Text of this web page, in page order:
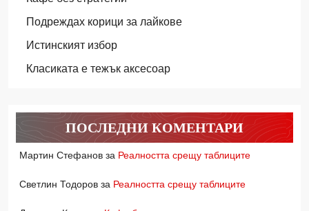
Подреждах корици за лайкове
Истинският избор
Класиката е тежък аксесоар
ПОСЛЕДНИ КОМЕНТАРИ
Мартин Стефанов за Реалността срещу таблиците
Светлин Тодоров за Реалността срещу таблиците